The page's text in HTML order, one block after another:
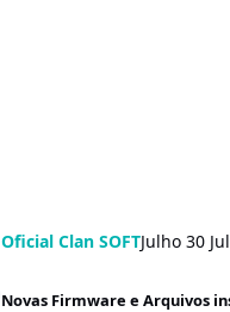
Oficial Clan SOFTJulho 30
Novas Firmware e Arquivos